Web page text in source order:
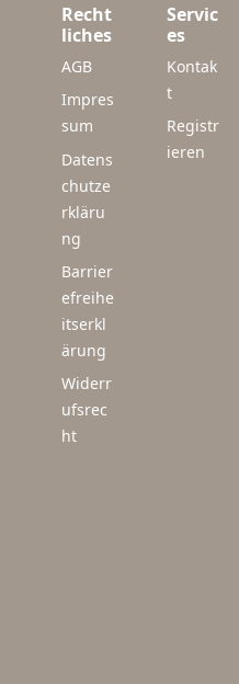
Recht
liches
AGB
Impres
sum
Datens
chutze
rkläru
ng
Barrier
efreihe
itserkl
ärung
Widerr
ufsrec
ht
Servic
es
Kontak
t
Registr
ieren